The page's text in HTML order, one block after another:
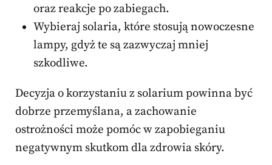
oraz reakcje po zabiegach.
Wybieraj solaria, które stosują nowoczesne
lampy, gdyż te są zazwyczaj mniej
szkodliwe.
Decyzja o korzystaniu z solarium powinna być
dobrze przemyślana, a zachowanie
ostrożności może pomóc w zapobieganiu
negatywnym skutkom dla zdrowia skóry.